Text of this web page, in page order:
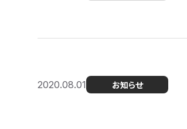
2020.08.01 お知らせ